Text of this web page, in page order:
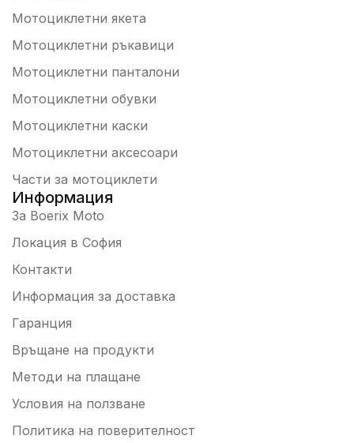
за
и
Мотоциклетни якета
Мотоциклетни ръкавици
Мотоциклетни панталони
Мотоциклетни обувки
Мотоциклетни каски
Мотоциклетни аксесоари
Части за мотоциклети
Информация
За Boerix Moto
Локация в София
Контакти
Информация за доставка
Гаранция
Връщане на продукти
Методи на плащане
Условия на ползване
Политика на поверителност